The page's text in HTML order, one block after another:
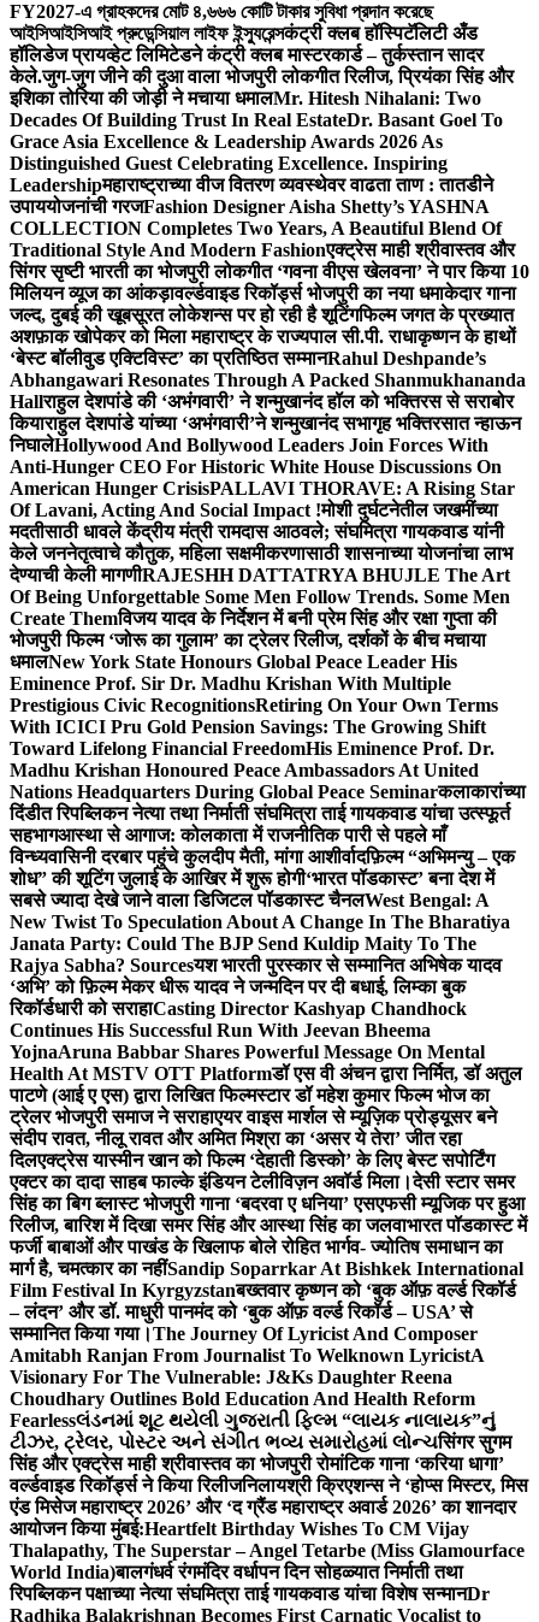
FY2027-এ গ্রাহকদের মোট ৪,৬৬৬ কোটি টাকার সুবিধা প্রদান করেছে
আইসিআইসিআই প্রুডেন্সিয়াল লাইফ ইন্স্যুরেন্সकंट्री क्लब हॉस्पिटॅलिटी अँड
हॉलिडेज प्रायव्हेट लिमिटेडने कंट्री क्लब मास्टरकार्ड – तुर्कस्तान सादर
केले.जुग-जुग जीने की दुआ वाला भोजपुरी लोकगीत रिलीज, प्रियंका सिंह और
इशिका तोरिया की जोड़ी ने मचाया धमालMr. Hitesh Nihalani: Two
Decades Of Building Trust In Real EstateDr. Basant Goel To
Grace Asia Excellence & Leadership Awards 2026 As
Distinguished Guest Celebrating Excellence. Inspiring
Leadershipमहाराष्ट्राच्या वीज वितरण व्यवस्थेवर वाढता ताण : तातडीने
उपाययोजनांची गरजFashion Designer Aisha Shetty’s YASHNA
COLLECTION Completes Two Years, A Beautiful Blend Of
Traditional Style And Modern Fashionएक्ट्रेस माही श्रीवास्तव और
सिंगर सृष्टी भारती का भोजपुरी लोकगीत ‘गवना वीएस खेलवना’ ने पार किया 10
मिलियन व्यूज का आंकड़ावर्ल्डवाइड रिकॉर्ड्स भोजपुरी का नया धमाकेदार गाना
जल्द, दुबई की खूबसूरत लोकेशन्स पर हो रही है शूटिंगफिल्म जगत के प्रख्यात
अशफ़ाक खोपेकर को मिला महाराष्ट्र के राज्यपाल सी.पी. राधाकृष्णन के हाथों
‘बेस्ट बॉलीवुड एक्टिविस्ट’ का प्रतिष्ठित सम्मानRahul Deshpande’s
Abhangawari Resonates Through A Packed Shanmukhananda
Hallराहुल देशपांडे की ‘अभंगवारी’ ने शन्मुखानंद हॉल को भक्तिरस से सराबोर
कियाराहुल देशपांडे यांच्या ‘अभंगवारी’ने शन्मुखानंद सभागृह भक्तिरसात न्हाऊन
निघालेHollywood And Bollywood Leaders Join Forces With
Anti-Hunger CEO For Historic White House Discussions On
American Hunger CrisisPALLAVI THORAVE: A Rising Star
Of Lavani, Acting And Social Impact !मोशी दुर्घटनेतील जखमींच्या
मदतीसाठी धावले केंद्रीय मंत्री रामदास आठवले; संघमित्रा गायकवाड यांनी
केले जननेतृत्वाचे कौतुक, महिला सक्षमीकरणासाठी शासनाच्या योजनांचा लाभ
देण्याची केली मागणीRAJESHH DATTATRYA BHUJLE The Art
Of Being Unforgettable Some Men Follow Trends. Some Men
Create Themविजय यादव के निर्देशन में बनी प्रेम सिंह और रक्षा गुप्ता की
भोजपुरी फिल्म ‘जोरू का गुलाम’ का ट्रेलर रिलीज, दर्शकों के बीच मचाया
धमालNew York State Honours Global Peace Leader His
Eminence Prof. Sir Dr. Madhu Krishan With Multiple
Prestigious Civic RecognitionsRetiring On Your Own Terms
With ICICI Pru Gold Pension Savings: The Growing Shift
Toward Lifelong Financial FreedomHis Eminence Prof. Dr.
Madhu Krishan Honoured Peace Ambassadors At United
Nations Headquarters During Global Peace Seminarकलाकारांच्या
दिंडीत रिपब्लिकन नेत्या तथा निर्माती संघमित्रा ताई गायकवाड यांचा उत्स्फूर्त
सहभागआस्था से आगाज: कोलकाता में राजनीतिक पारी से पहले माँ
विन्ध्यवासिनी दरबार पहुंचे कुलदीप मैती, मांगा आशीर्वादफ़िल्म “अभिमन्यु – एक
शोध” की शूटिंग जुलाई के आखिर में शुरू होगी‘भारत पॉडकास्ट’ बना देश में
सबसे ज्यादा देखे जाने वाला डिजिटल पॉडकास्ट चैनलWest Bengal: A
New Twist To Speculation About A Change In The Bharatiya
Janata Party: Could The BJP Send Kuldip Maity To The
Rajya Sabha? Sourcesयश भारती पुरस्कार से सम्मानित अभिषेक यादव
‘अभि’ को फ़िल्म मेकर धीरू यादव ने जन्मदिन पर दी बधाई, लिम्का बुक
रिकॉर्डधारी को सराहाCasting Director Kashyap Chandhock
Continues His Successful Run With Jeevan Bheema
YojnaAruna Babbar Shares Powerful Message On Mental
Health At MSTV OTT Platformडॉ एस वी अंचन द्वारा निर्मित, डॉ अतुल
पाटणे (आई ए एस) द्वारा लिखित फिल्मस्टार डॉ महेश कुमार फिल्म भोज का
ट्रेलर भोजपुरी समाज ने सराहाएयर वाइस मार्शल से म्यूज़िक प्रोड्यूसर बने
संदीप रावत, नीलू रावत और अमित मिश्रा का ‘असर ये तेरा’ जीत रहा
दिलएक्ट्रेस यास्मीन खान को फिल्म ‘देहाती डिस्को’ के लिए बेस्ट सपोर्टिंग
एक्टर का दादा साहब फाल्के इंडियन टेलीविज़न अवॉर्ड मिला।देसी स्टार समर
सिंह का बिग ब्लास्ट भोजपुरी गाना ‘बदरवा ए धनिया’ एसएफसी म्यूजिक पर हुआ
रिलीज, बारिश में दिखा समर सिंह और आस्था सिंह का जलवाभारत पॉडकास्ट में
फर्जी बाबाओं और पाखंड के खिलाफ बोले रोहित भार्गव- ज्योतिष समाधान का
मार्ग है, चमत्कार का नहींSandip Soparrkar At Bishkek International
Film Festival In Kyrgyzstanबख्तवार कृष्णन को ‘बुक ऑफ़ वर्ल्ड रिकॉर्ड
– लंदन’ और डॉ. माधुरी पानमंद को ‘बुक ऑफ़ वर्ल्ड रिकॉर्ड – USA’ से
सम्मानित किया गया।The Journey Of Lyricist And Composer
Amitabh Ranjan From Journalist To Welknown LyricistA
Visionary For The Vulnerable: J&Ks Daughter Reena
Choudhary Outlines Bold Education And Health Reform
Fearlessલંડનમાં શૂટ થયેલી ગુજરાતી ફિલ્મ “લાયક નાલાયક”નું
ટીઝર, ટ્રેલર, પોસ્ટર અને સંગીત ભવ્ય સમારોહમાં લોન્ચसिंगर सुगम
सिंह और एक्ट्रेस माही श्रीवास्तव का भोजपुरी रोमांटिक गाना ‘करिया धागा’
वर्ल्डवाइड रिकॉर्ड्स ने किया रिलीजनिलायश्री क्रिएशन्स ने ‘होप्स मिस्टर, मिस
एंड मिसेज महाराष्ट्र 2026’ और ‘द ग्रैंड महाराष्ट्र अवार्ड 2026’ का शानदार
आयोजन किया मुंबई:Heartfelt Birthday Wishes To CM Vijay
Thalapathy, The Superstar – Angel Tetarbe (Miss Glamourface
World India)बालगंधर्व रंगमंदिर वर्धापन दिन सोहळ्यात निर्माती तथा
रिपब्लिकन पक्षाच्या नेत्या संघमित्रा ताई गायकवाड यांचा विशेष सन्मानDr
Radhika Balakrishnan Becomes First Carnatic Vocalist to